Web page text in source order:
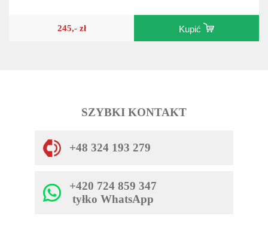
245,- zł Kupić
SZYBKI KONTAKT
+48 324 193 279
+420 724 859 347
tyłko WhatsApp